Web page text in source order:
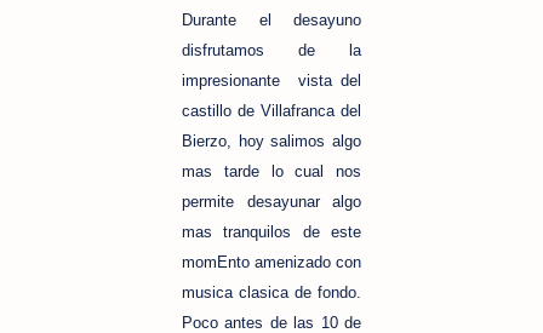
Durante el desayuno
disfrutamos de la
impresionante vista del
castillo de Villafranca del
Bierzo, hoy salimos algo
mas tarde lo cual nos
permite desayunar algo
mas tranquilos de este
momEnto amenizado con
musica clasica de fondo.
Poco antes de las 10 de